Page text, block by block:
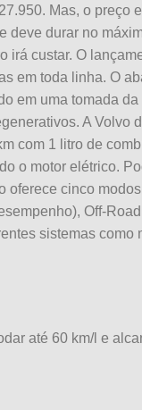
Mas, o preço
deve durar no
irá custar. O
em toda linha. O
em uma tomada
A Volvo
com 1 litro de
o motor elétrico.
oferece cinco
Off-
sistemas como
até 60 km/l e